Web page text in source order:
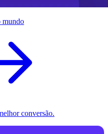
mundo
conversão.